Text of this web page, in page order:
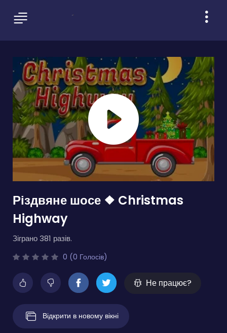
Різдвяне шосе ❖ Christmas
Highway
Зіграно 381 разів.
0 (0 Голосів)
Не працює?
Відкрити в новому вікні